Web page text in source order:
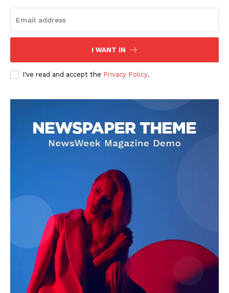
I WANT IN
I've read and accept the Privacy Policy.